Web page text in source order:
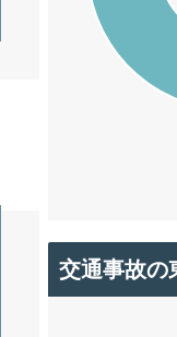
交通事故の